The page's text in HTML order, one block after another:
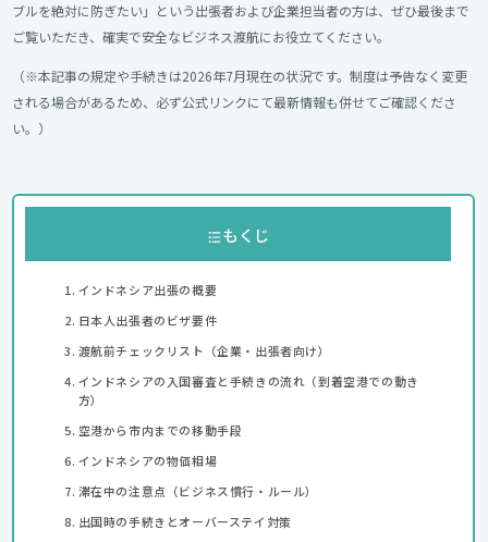
ブルを絶対に防ぎたい」という出張者および企業担当者の方は、ぜひ最後まで
ご覧いただき、確実で安全なビジネス渡航にお役立てください。
（※本記事の規定や手続きは2026年7月現在の状況です。制度は予告なく変更
される場合があるため、必ず公式リンクにて最新情報も併せてご確認くださ
い。）
もくじ
インドネシア出張の概要
日本人出張者のビザ要件
渡航前チェックリスト（企業・出張者向け）
インドネシアの入国審査と手続きの流れ（到着空港での動き
方）
空港から市内までの移動手段
インドネシアの物価相場
滞在中の注意点（ビジネス慣行・ルール）
出国時の手続きとオーバーステイ対策